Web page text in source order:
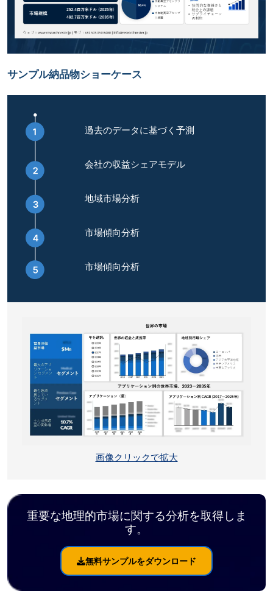
サンプル納品物ショーケース
過去のデータに基づく予測
会社の収益シェアモデル
地域市場分析
市場傾向分析
市場傾向分析
画像クリックで拡大
重要な地理的市場に関する分析を取得しま
す。
無料サンプルをダウンロード